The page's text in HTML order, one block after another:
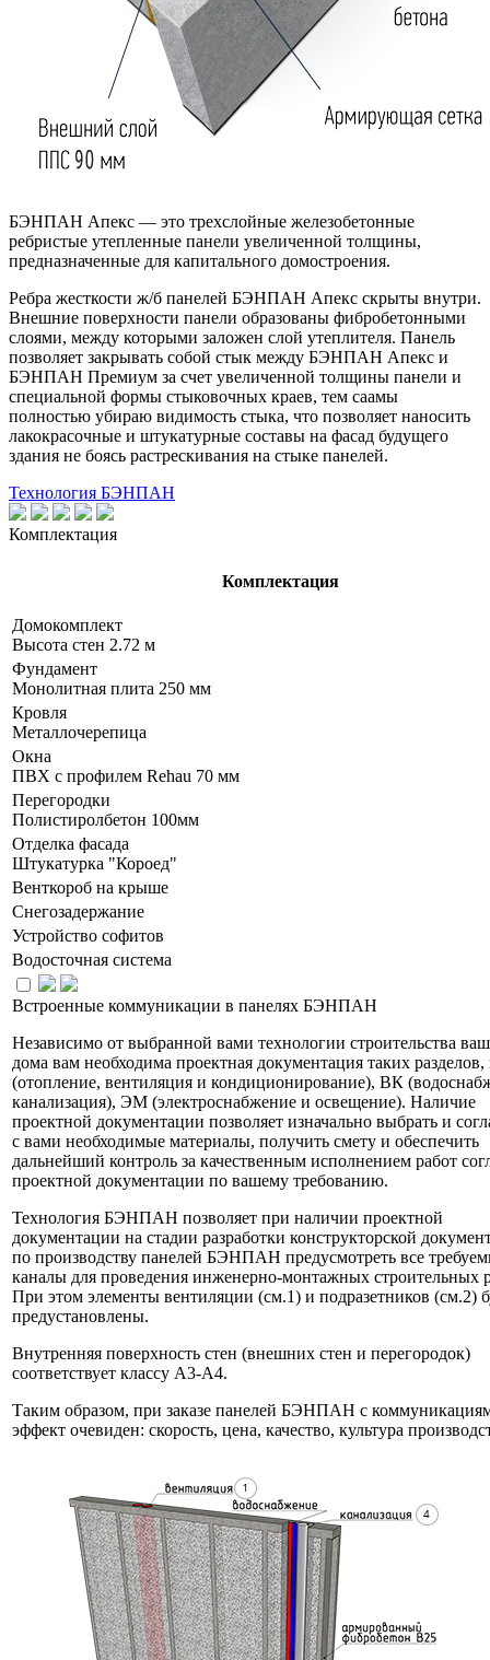
БЭНПАН Апекс — это трехслойные железобетонные
ребристые утепленные панели увеличенной толщины,
предназначенные для капитального домостроения.
Ребра жесткости ж/б панелей БЭНПАН Апекс скрыты внутри.
Внешние поверхности панели образованы фибробетонными
слоями, между которыми заложен слой утеплителя. Панель
позволяет закрывать собой стык между БЭНПАН Апекс и
БЭНПАН Премиум за счет увеличенной толщины панели и
специальной формы стыковочных краев, тем саамы
полностью убираю видимость стыка, что позволяет наносить
лакокрасочные и штукатурные составы на фасад будущего
здания не боясь растрескивания на стыке панелей.
Технология БЭНПАН
Комплектация
Комплектация
Домокомплект
Высота стен 2.72 м
Фундамент
Монолитная плита 250 мм
Кровля
Металлочерепица
Окна
ПВХ с профилем Rehau 70 мм
Перегородки
Полистиролбетон 100мм
Отделка фасада
Штукатурка "Короед"
Венткороб на крыше
Снегозадержание
Устройство софитов
Водосточная система
Встроенные коммуникации в панелях БЭНПАН
Независимо от выбранной вами технологии строительства
дома вам необходима проектная документация таких
(отопление, вентиляция и кондиционирование), ВК
канализация), ЭМ (электроснабжение и освещение). Наличие
проектной документации позволяет изначально выбрать и
с вами необходимые материалы, получить смету и обеспечить
дальнейший контроль за качественным исполнением работ
проектной документации по вашему требованию.
Технология БЭНПАН позволяет при наличии проектной
документации на стадии разработки конструкторской
по производству панелей БЭНПАН предусмотреть все
каналы для проведения инженерно-монтажных строительных
При этом элементы вентиляции (см.1) и подразетников (см.2)
предустановлены.
Внутренняя поверхность стен (внешних стен и перегородок)
соответствует классу А3-А4.
Таким образом, при заказе панелей БЭНПАН с
эффект очевиден: скорость, цена, качество, культура